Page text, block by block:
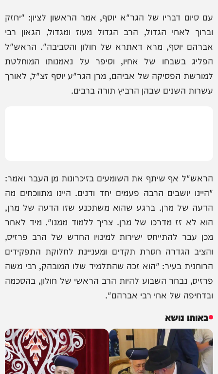
עם סיום דבריו של הגר"א יוסף, אמר הראשון לציון: "יחזק
וברוך לאחי הגדול, הרב הגדול מעוז ומגדול, הגאון רבי
אברהם יוסף, מרא דאתרא של חולון והסביבה". הראש"ל
הפליג בשבחו של אחיו, וסיפר על נאמנותו המוחלטת
למורשת הפסיקה של אביהם, מרן הגר"ע יוסף זצ"ל, לאורך
עשרות השנים שבהן הרביץ תורה ברבים.
הראש"ל אף שיתף את השומעים בזיכרונות מן העבר ואמר:
"היינו יושבים הרבה פעמים יחד ודנים. היינו מתווכחים מה
הדעה של מרן. ברגע שהוא משתכנע שזו הדעה של מרן,
הוא לא זז מדרכו של מרן. צריך ללמוד ממנו". מיד לאחר
מכן עבר להתייחס ישירות למינויו החדש של הרב פרזיס,
והציב הגדרה חסרת תקדים ומעניינת לחלוקת התפקידים
הרוחנית בעיר: "הוא זכה שהתלמיד שלו המובהק, רבי משה
פרזיס, נבחר השבוע להיות הרב הראשי של חולון, בהסכמה
ובדחיפה של אחי רבי אברהם".
באותו נושא